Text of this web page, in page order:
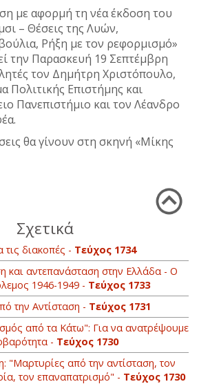
με αφορμή τη νέα έκδοση του
– Θέσεις της Λυών,
Ρήξη με τον ρεφορμισμό»
την Παρασκευή 19 Σεπτέμβρη
τον Δημήτρη Χριστόπουλο,
Πολιτικής Επιστήμης και
Πανεπιστήμιο και τον Λέανδρο
θα γίνουν στη σκηνή «Μίκης
Σχετικά
τις διακοπές - Τεύχος 1734
και αντεπανάσταση στην Ελλάδα - Ο
1946-1949 - Τεύχος 1733
την Αντίσταση - Τεύχος 1731
από τα Κάτω": Για να ανατρέψουμε
- Τεύχος 1730
"Μαρτυρίες από την αντίσταση, τον
τον επαναπατρισμό" - Τεύχος 1730